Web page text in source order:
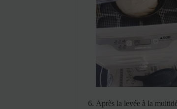
Après la levée à la